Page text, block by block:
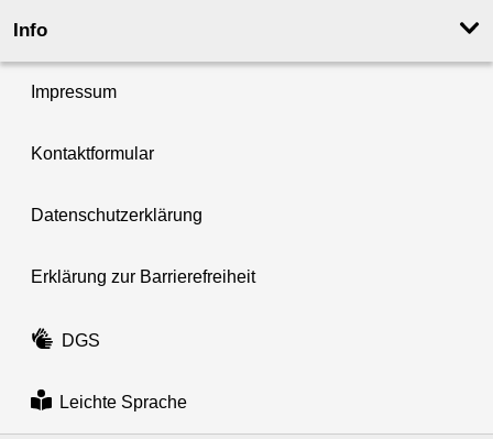
Info
Impressum
Kontaktformular
Datenschutzerklärung
Erklärung zur Barrierefreiheit
DGS
Leichte Sprache